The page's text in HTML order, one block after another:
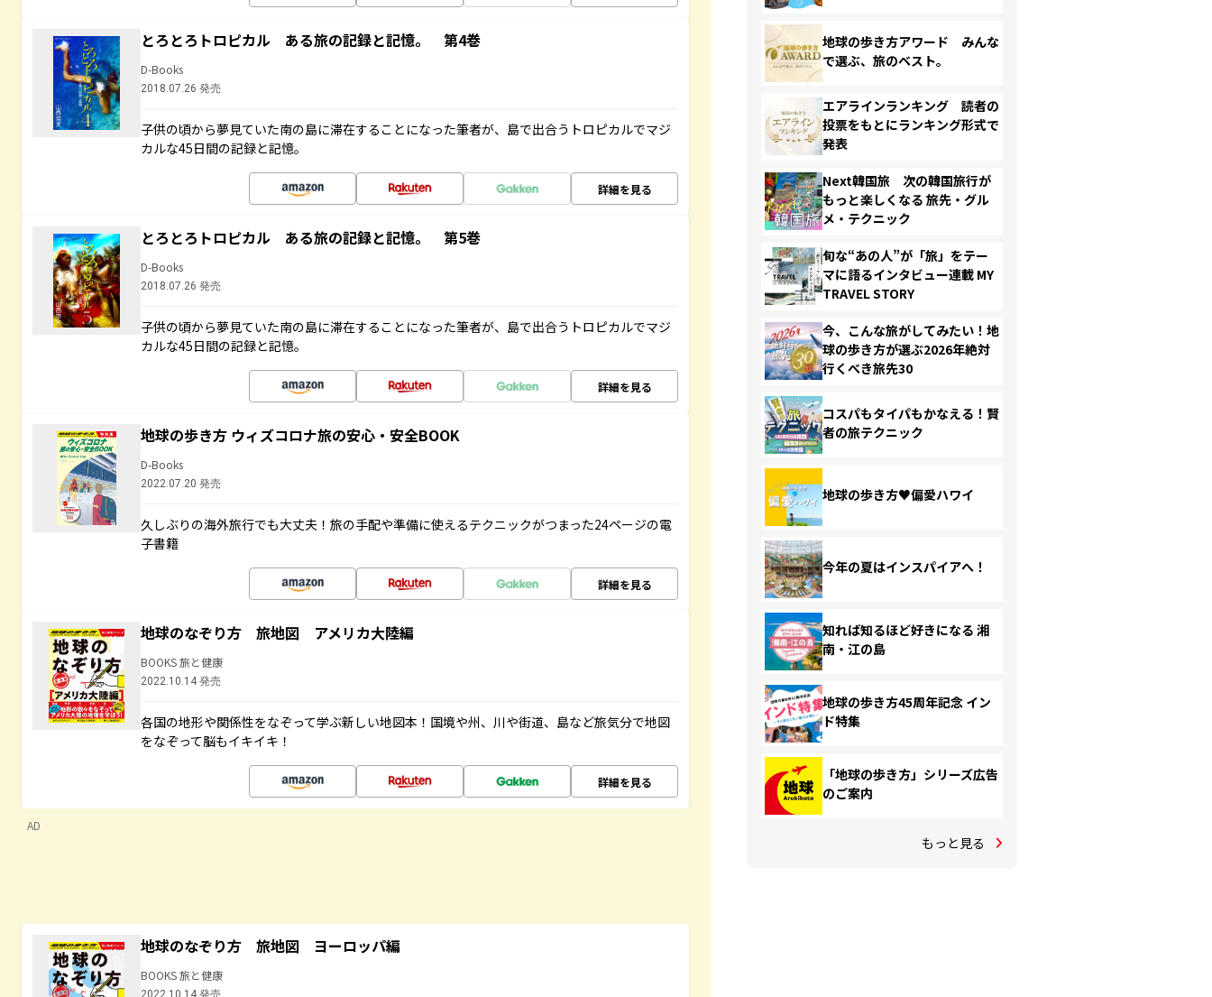
とろとろトロピカル ある旅の記録と記憶。 第4巻
D-Books
2018.07.26 発売
子供の頃から夢見ていた南の島に滞在することになった筆者が、島で出合うトロピカルでマジ
カルな45日間の記録と記憶。
詳細を見る
とろとろトロピカル ある旅の記録と記憶。 第5巻
D-Books
2018.07.26 発売
子供の頃から夢見ていた南の島に滞在することになった筆者が、島で出合うトロピカルでマジ
カルな45日間の記録と記憶。
詳細を見る
地球の歩き方 ウィズコロナ旅の安心・安全BOOK
D-Books
2022.07.20 発売
久しぶりの海外旅行でも大丈夫！旅の手配や準備に使えるテクニックがつまった24ページの電
子書籍
詳細を見る
地球のなぞり方 旅地図 アメリカ大陸編
BOOKS 旅と健康
2022.10.14 発売
各国の地形や関係性をなぞって学ぶ新しい地図本！国境や州、川や街道、島など旅気分で地図
をなぞって脳もイキイキ！
詳細を見る
AD
地球のなぞり方 旅地図 ヨーロッパ編
BOOKS 旅と健康
2022.10.14 発売
地球の歩き方アワード みんな
で選ぶ、旅のベスト。
エアラインランキング 読者の
投票をもとにランキング形式で
発表
Next韓国旅 次の韓国旅行が
もっと楽しくなる 旅先・グル
メ・テクニック
旬な“あの人”が「旅」をテー
マに語るインタビュー連載 MY
TRAVEL STORY
今、こんな旅がしてみたい！地
球の歩き方が選ぶ2026年絶対
行くべき旅先30
コスパもタイパもかなえる！賢
者の旅テクニック
地球の歩き方♥偏愛ハワイ
今年の夏はインスパイアへ！
知れば知るほど好きになる 湘
南・江の島
地球の歩き方45周年記念 イン
ド特集
「地球の歩き方」シリーズ広告
のご案内
もっと見る